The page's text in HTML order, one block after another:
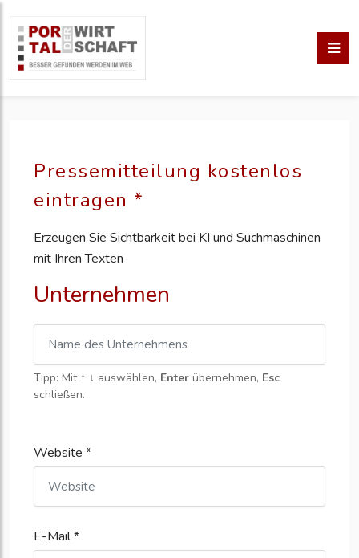
Pressemitteilung kostenlos
eintragen *
Erzeugen Sie Sichtbarkeit bei KI und Suchmaschinen
mit Ihren Texten
Unternehmen
Tipp: Mit ↑ ↓ auswählen, Enter übernehmen, Esc
schließen.
Website *
E-Mail *